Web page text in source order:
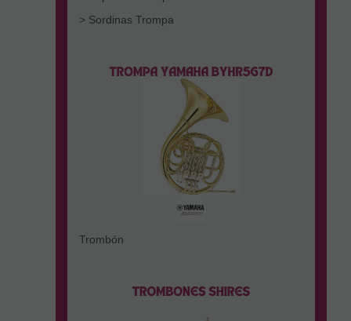
> Sordinas Trompa
Trombón